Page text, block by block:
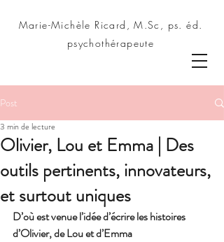
Marie-Michèle Ricard, M.Sc, ps. éd.
psychothérapeute
Post
Olivier, Lou et Emma | Des
outils pertinents, innovateurs,
et surtout uniques
3 min de lecture
D’où est venue l’idée d’écrire les histoires
d’Olivier, de Lou et d’Emma